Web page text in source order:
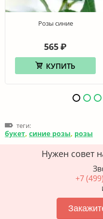
Розы синие
565₽
КУПИТЬ
теги:
букет, синие розы, розы
Нужен совет
+7